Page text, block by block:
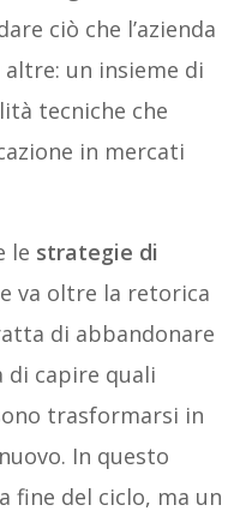
ciò che l’azienda
un insieme di
tecniche che
in mercati
le strategie di
va oltre la retorica
di abbandonare
di capire quali
trasformarsi in
In questo
fine del ciclo, ma un